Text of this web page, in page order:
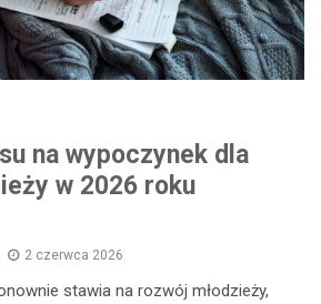
na wypoczynek dla
w 2026 roku
2 czerwca 2026
stawia na rozwój młodzieży,